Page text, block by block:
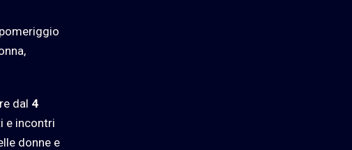
dal 4
e incontri
donne e